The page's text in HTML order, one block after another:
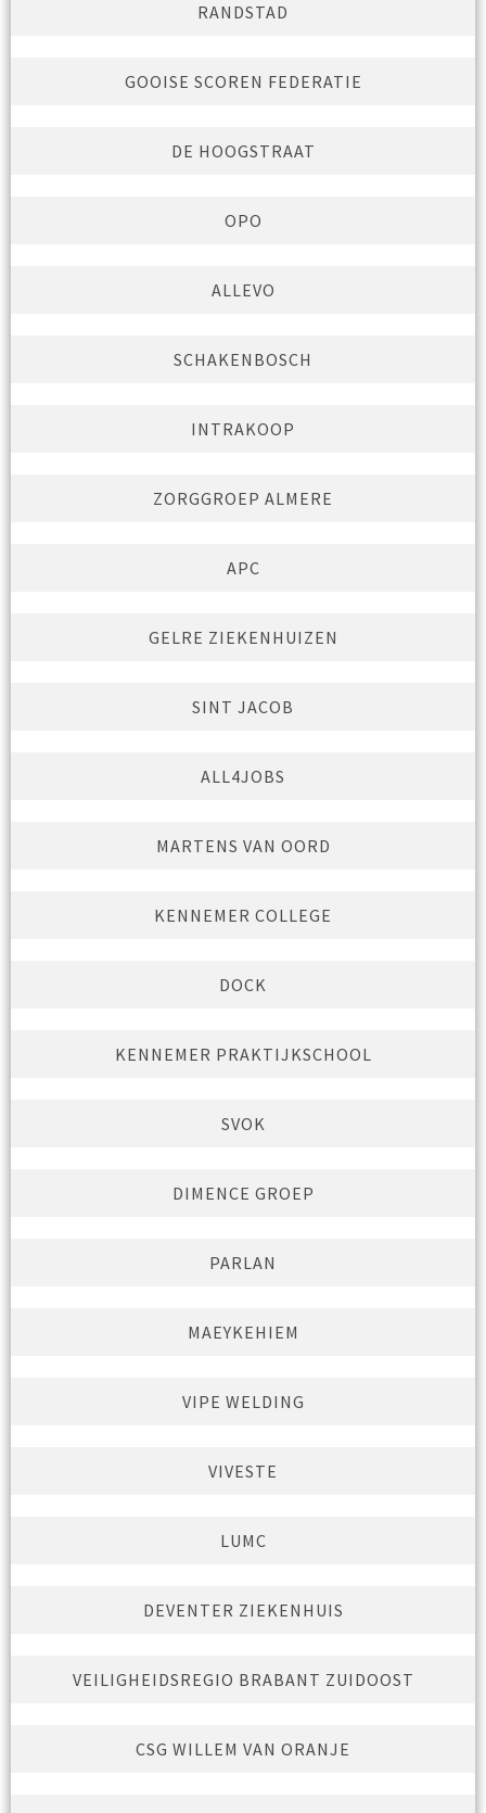
RANDSTAD
GOOISE SCOREN FEDERATIE
DE HOOGSTRAAT
OPO
ALLEVO
SCHAKENBOSCH
INTRAKOOP
ZORGGROEP ALMERE
APC
GELRE ZIEKENHUIZEN
SINT JACOB
ALL4JOBS
MARTENS VAN OORD
KENNEMER COLLEGE
DOCK
KENNEMER PRAKTIJKSCHOOL
SVOK
DIMENCE GROEP
PARLAN
MAEYKEHIEM
VIPE WELDING
VIVESTE
LUMC
DEVENTER ZIEKENHUIS
VEILIGHEIDSREGIO BRABANT ZUIDOOST
CSG WILLEM VAN ORANJE